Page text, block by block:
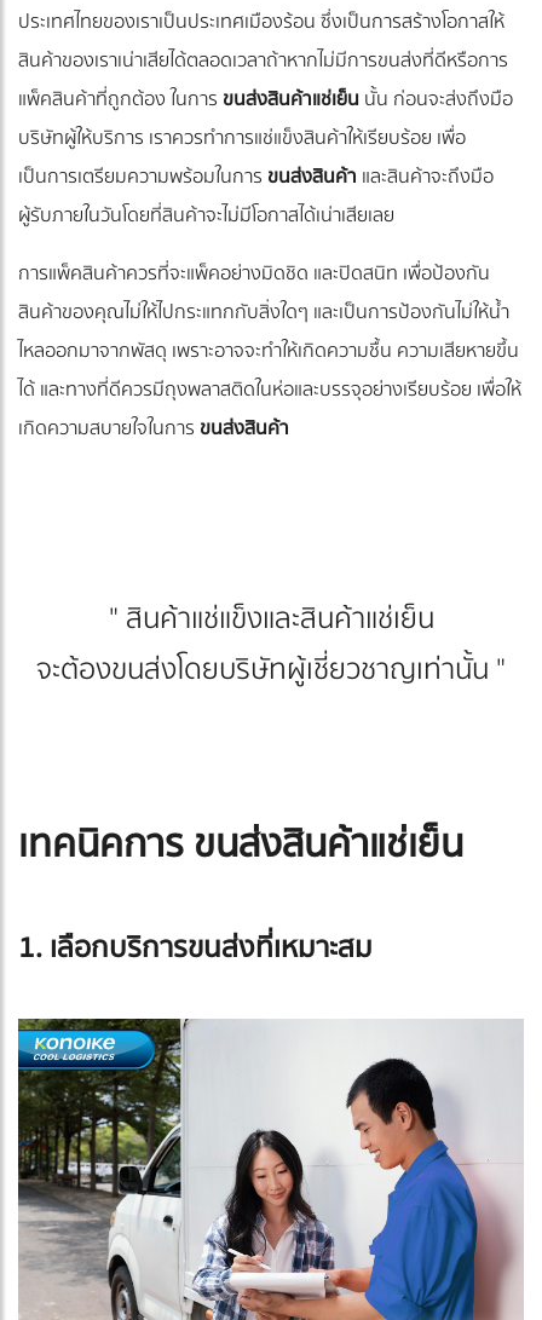
ประเทศไทยของเราเป็นประเทศเมืองร้อน ซึ่งเป็นการสร้างโอกาสให้
สินค้าของเราเน่าเสียได้ตลอดเวลาถ้าหากไม่มีการขนส่งที่ดีหรือการ
แพ็คสินค้าที่ถูกต้อง ในการ ขนส่งสินค้าแช่เย็นนั้น ก่อนจะส่งถึงมือ
บริษัทผู้ให้บริการ เราควรทำการแช่แข็งสินค้าให้เรียบร้อย เพื่อ
เป็นการเตรียมความพร้อมในการ ขนส่งสินค้า และสินค้าจะถึงมือ
ผู้รับภายในวันโดยที่สินค้าจะไม่มีโอกาสได้เน่าเสียเลย
การแพ็คสินค้าควรที่จะแพ็คอย่างมิดชิด และปิดสนิท เพื่อป้องกัน
สินค้าของคุณไม่ให้ไปกระแทกกับสิ่งใดๆ และเป็นการป้องกันไม่ให้น้ำ
ไหลออกมาจากพัสดุ เพราะอาจจะทำให้เกิดความชื้น ความเสียหายขึ้น
ได้ และทางที่ดีควรมีถุงพลาสติดในห่อและบรรจุอย่างเรียบร้อย เพื่อให้
เกิดความสบายใจในการ ขนส่งสินค้า
" สินค้าแช่แข็งและสินค้าแช่เย็น
จะต้องขนส่งโดยบริษัทผู้เชี่ยวชาญเท่านั้น "
เทคนิคการ ขนส่งสินค้าแช่เย็น
1. เลือกบริการขนส่งที่เหมาะสม